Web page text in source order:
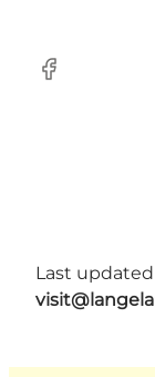
Facebook
Last